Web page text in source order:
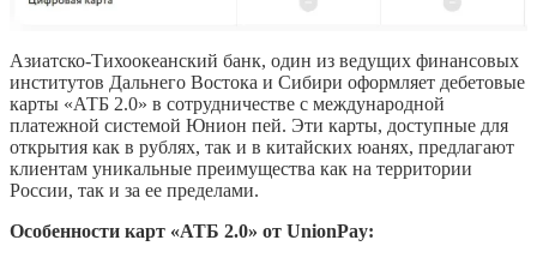
Азиатско-Тихоокеанский банк, один из ведущих финансовых
институтов Дальнего Востока и Сибири оформляет дебетовые
карты «АТБ 2.0» в сотрудничестве с международной
платежной системой Юнион пей. Эти карты, доступные для
открытия как в рублях, так и в китайских юанях, предлагают
клиентам уникальные преимущества как на территории
России, так и за ее пределами.
Особенности карт «АТБ 2.0» от UnionPay: